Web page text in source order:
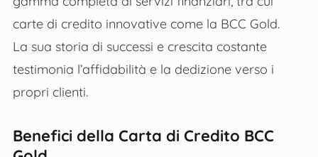
carte di credito innovative come la BCC Gold.
La sua storia di successi e crescita costante
testimonia l’affidabilità e la dedizione verso i
propri clienti.
Benefici della Carta di Credito BCC